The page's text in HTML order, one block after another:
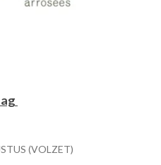
(VOLZET)